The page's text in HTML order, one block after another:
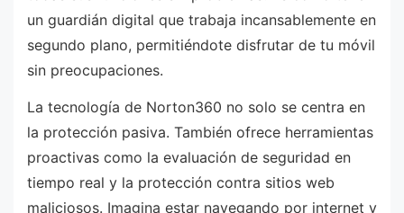
un guardián digital que trabaja incansablemente en
segundo plano, permitiéndote disfrutar de tu móvil
sin preocupaciones.
La tecnología de Norton360 no solo se centra en
la protección pasiva. También ofrece herramientas
proactivas como la evaluación de seguridad en
tiempo real y la protección contra sitios web
maliciosos. Imagina estar navegando por internet y